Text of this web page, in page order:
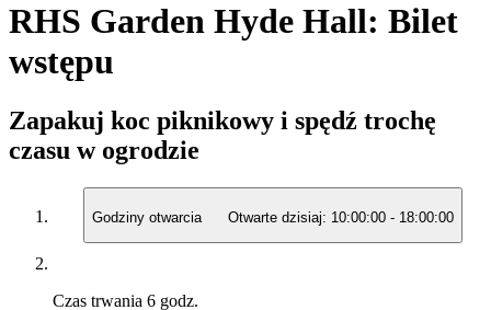
RHS Garden Hyde Hall: Bilet
wstępu
Zapakuj koc piknikowy i spędź trochę
czasu w ogrodzie
Godziny otwarcia Otwarte dzisiaj: 10:00:00 - 18:00:00
Czas trwania 6 godz.